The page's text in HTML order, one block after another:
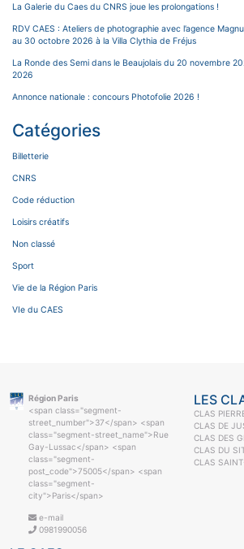
La Galerie du Caes du CNRS joue les prolongations !
RDV CAES : Ateliers de photographie avec l’agence
au 30 octobre 2026 à la Villa Clythia de Fréjus
La Ronde des Semi dans le Beaujolais du 20 novembre
2026
Annonce nationale : concours Photofolie 2026 !
Catégories
Billetterie
CNRS
Code réduction
Loisirs créatifs
Non classé
Sport
Vie de la Région Paris
VIe du CAES
Région Paris
<span class="segment-
street_number">37</span> <span
class="segment-street_name">Rue
Gay-Lussac</span> <span
class="segment-
post_code">75005</span> <span
class="segment-
city">Paris</span>
e-mail
0981990056
LES
CLAS
CLAS DE
CLAS DES
CLAS DU
CLAS